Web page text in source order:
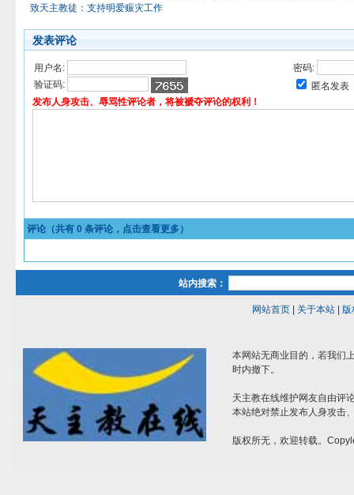
致天主教徒：支持明爱赈灾工作
发表评论
用户名:
密码:
验证码:
匿名发表
发布人身攻击、辱骂性评论者，将被褫夺评论的权利！
评论（共有 0 条评论，点击查看更多）
站内搜索：
网站首页| 关于本站| 版
本网站无商业目的，若我们
时内撤下。
天主教在线维护网友自由评
本站绝对禁止发布人身攻击
版权所无，欢迎转载。